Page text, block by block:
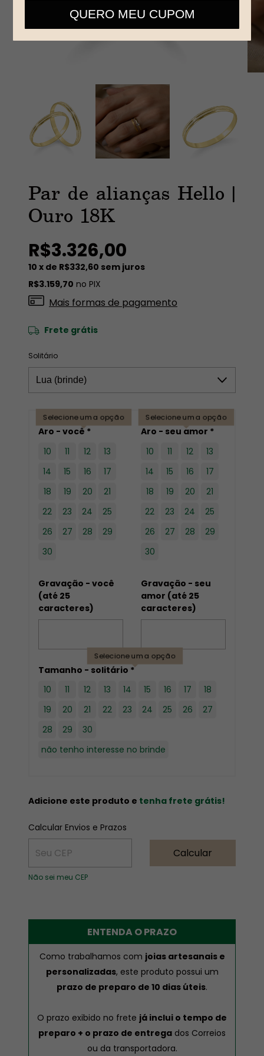
Par de alianças Hello |
Ouro 18K
R$3.326,00
10 x de R$332,60 sem juros
R$3.159,70 no PIX
Mais formas de pagamento
Frete grátis
Selecione uma opção
Aro - você *
10
11 12
13
14
15 16
17
18
19 20
21
22
23 24
25
26
27 28
29
30
Selecione uma opção
Aro - seu amor *
10
11 12
13
14
15 16
17
18
19 20
21
22
23 24
25
26
27 28
29
30
Gravação - você
(até 25
caracteres)
Gravação - seu
amor (até 25
caracteres)
Selecione uma opção
Tamanho - solitário *
10
11 12 13 14 15 16 17
18
19
20 21 22 23 24 25 26
27
28
29
30
não tenho interesse no brinde
Solitário
Adicione este produto e tenha frete grátis!
Entregas para o CEP:
Calcular Envios e Prazos
Calcular
Não sei meu CEP
ENTENDA O PRAZO
Como trabalhamos com joias artesanais e
personalizadas, este produto possui um
prazo de preparo de 10 dias úteis.
O prazo exibido no frete já inclui o tempo de
preparo + o prazo de entrega dos Correios
ou da transportadora.
telefone
QUERO MEU CUPOM